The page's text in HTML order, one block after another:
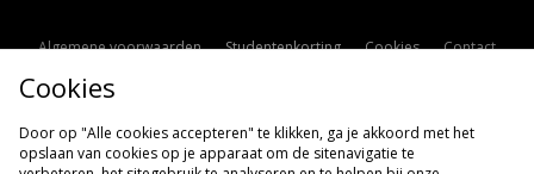
Algemene voorwaarden Studentenkorting Cookies
Contact
Cookie Instellingen
Cookies
Door op "Alle cookies accepteren" te klikken, ga je akkoord met het
opslaan van cookies op je apparaat om de sitenavigatie te